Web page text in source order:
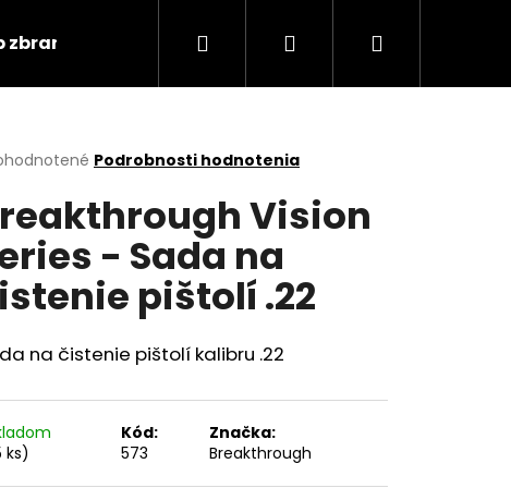
Kontakty Blog Obchodné
Hľadať PrihlásenieNákupný
Podrobnosti hodnotenia
Vision
- Sada na
pištolí .22
na čistenie pištolí kalibru .22
ks)
Kód:
573
Značka:
Breakthrough